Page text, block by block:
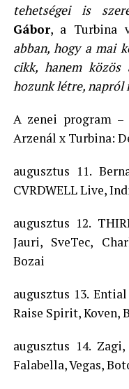
tehetségei is
Gábor, a Turbina
abban, hogy a mai
cikk, hanem
hozunk létre, napról
A zenei program
Arzenál x Turbina:
augusztus 11.
CVRDWELL Live,
augusztus 12.
Jauri, SveTec,
Bozai
augusztus 13.
Raise Spirit, Koven,
augusztus 14.
Falabella, Vegas,